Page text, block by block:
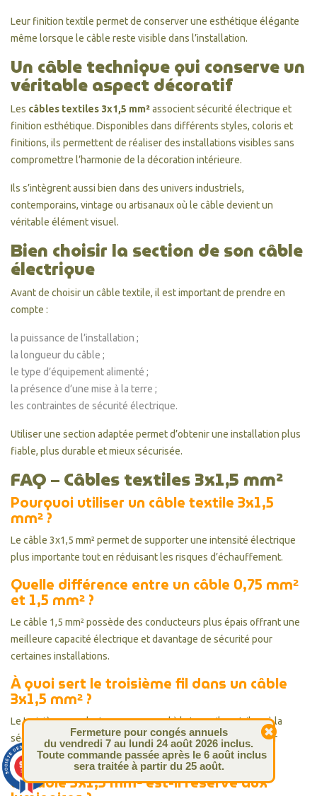
Leur finition textile permet de conserver une esthétique élégante
même lorsque le câble reste visible dans l’installation.
Un câble technique qui conserve un
véritable aspect décoratif
Les câbles textiles 3x1,5 mm²associent sécurité électrique et
finition esthétique. Disponibles dans différents styles, coloris et
finitions, ils permettent de réaliser des installations visibles sans
compromettre l’harmonie de la décoration intérieure.
Ils s’intègrent aussi bien dans des univers industriels,
contemporains, vintage ou artisanaux où le câble devient un
véritable élément visuel.
Bien choisir la section de son câble
électrique
Avant de choisir un câble textile, il est important de prendre en
compte :
la puissance de l’installation ;
la longueur du câble ;
le type d’équipement alimenté ;
la présence d’une mise à la terre ;
les contraintes de sécurité électrique.
Utiliser une section adaptée permet d’obtenir une installation plus
fiable, plus durable et mieux sécurisée.
FAQ – Câbles textiles 3x1,5 mm²
Pourquoi utiliser un câble textile 3x1,5
mm² ?
Le câble 3x1,5 mm² permet de supporter une intensité électrique
plus importante tout en réduisant les risques d’échauffement.
Quelle différence entre un câble 0,75 mm²
et 1,5 mm² ?
Le câble 1,5 mm² possède des conducteurs plus épais offrant une
meilleure capacité électrique et davantage de sécurité pour
certaines installations.
À quoi sert le troisième fil dans un câble
3x1,5 mm² ?
Le troisième conducteur correspond à la terre. Il contribue à la
sécurité électrique de l’installation et est indispensable pour
certains équipements.
Le câble 3x1,5 mm² est-il réservé aux
Fermeture pour congés annuels
du vendredi 7 au lundi 24 août 2026 inclus.
Toute commande passée après le 6 août inclus
sera traitée à partir du 25 août.
9.4
313 avis